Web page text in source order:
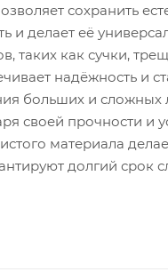
сохранить
и делает её
таких как сучки,
надёжность и
больших и сложных
своей прочности и
материала
долгий